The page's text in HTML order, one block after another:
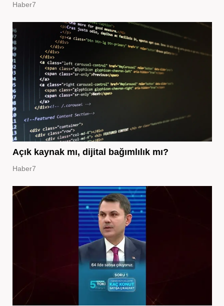
Haber7
Açık kaynak mı, dijital bağımlılık mı?
Haber7